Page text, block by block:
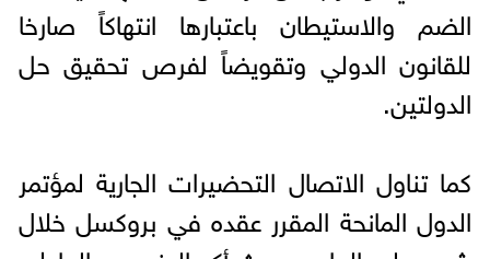
الضم والاستيطان باعتبارها انتهاكاً صارخا
للقانون الدولي وتقويضاً لفرص تحقيق حل
الدولتين.
كما تناول الاتصال التحضيرات الجارية لمؤتمر
الدول المانحة المقرر عقده في بروكسل خلال